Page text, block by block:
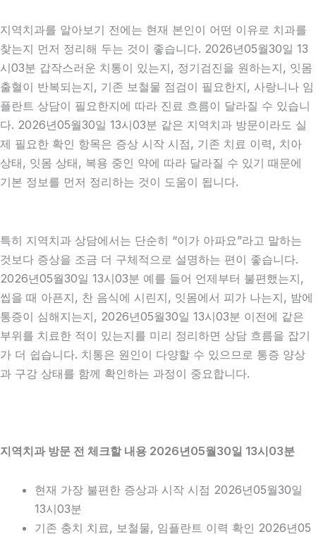
지역치과를 알아보기 전에는 현재 본인이 어떤 이유로 치과를
찾는지 먼저 정리해 두는 것이 좋습니다. 2026년05월30일 13
시03분 갑작스러운 치통이 있는지, 정기검진을 원하는지, 잇몸
출혈이 반복되는지, 기존 보철물 점검이 필요한지, 사랑니나 임
플란트 상담이 필요한지에 따라 진료 흐름이 달라질 수 있습니
다. 2026년05월30일 13시03분 같은 지역치과 방문이라도 실
제 필요한 확인 항목은 증상 시작 시점, 기존 치료 이력, 치아
상태, 잇몸 상태, 복용 중인 약에 따라 달라질 수 있기 때문에
기본 정보를 먼저 정리하는 것이 도움이 됩니다.
특히 지역치과 상담에서는 단순히 “이가 아파요”라고 말하는
것보다 증상을 조금 더 구체적으로 설명하는 편이 좋습니다.
2026년05월30일 13시03분 예를 들어 언제부터 불편했는지,
씹을 때 아픈지, 찬 음식에 시린지, 잇몸에서 피가 나는지, 밤에
통증이 심해지는지, 2026년05월30일 13시03분 이전에 같은
부위를 치료한 적이 있는지를 미리 정리하면 상담 흐름을 잡기
가 더 쉽습니다. 치통은 원인이 다양할 수 있으므로 통증 양상
과 구강 상태를 함께 확인하는 과정이 중요합니다.
지역치과 방문 전 체크할 내용 2026년05월30일 13시03분
현재 가장 불편한 증상과 시작 시점 2026년05월30일
13시03분
기존 충치 치료, 보철물, 임플란트 이력 확인 2026년05